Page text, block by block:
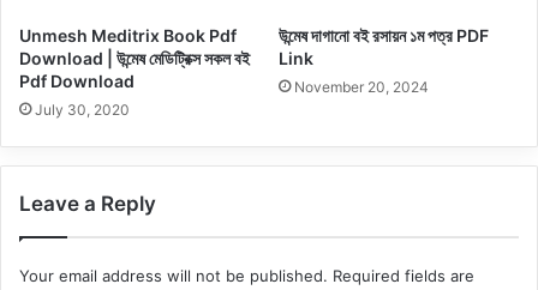
Unmesh Meditrix Book Pdf
Download | উন্মেষ মেডিট্রিক্স সকল বই
Pdf Download
July 30, 2020
উন্মেষ দাগানো বই রসায়ন ১ম পত্র PDF
Link
November 20, 2024
Leave a Reply
Your email address will not be published. Required fields are